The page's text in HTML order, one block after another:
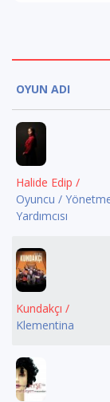
OYUN ADI
Halide Edip /
Oyuncu /
Yardımcısı
Kundakçı /
Klementina